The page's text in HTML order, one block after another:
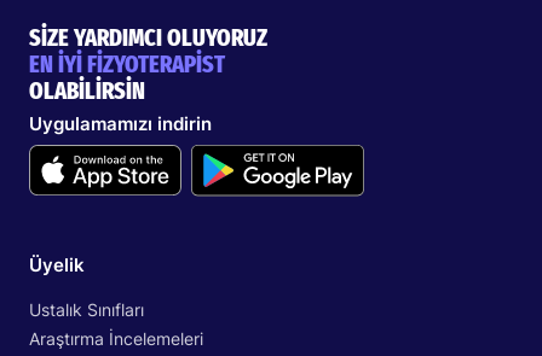
SİZE YARDIMCI OLUYORUZ
EN İYİ FİZYOTERAPİST
OLABİLİRSİN
Uygulamamızı indirin
Üyelik
Ustalık Sınıfları
Araştırma İncelemeleri